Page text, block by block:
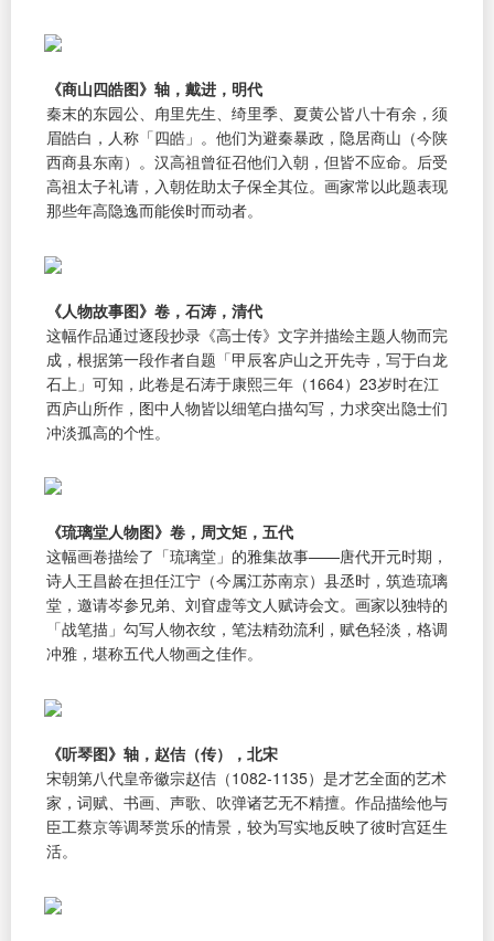
《商山四皓图》轴，戴进，明代
秦末的东园公、甪里先生、绮里季、夏黄公皆八十有余，须
眉皓白，人称「四皓」。他们为避秦暴政，隐居商山（今陕
西商县东南）。汉高祖曾征召他们入朝，但皆不应命。后受
高祖太子礼请，入朝佐助太子保全其位。画家常以此题表现
那些年高隐逸而能俟时而动者。
《人物故事图》卷，石涛，清代
这幅作品通过逐段抄录《高士传》文字并描绘主题人物而完
成，根据第一段作者自题「甲辰客庐山之开先寺，写于白龙
石上」可知，此卷是石涛于康熙三年（1664）23岁时在江
西庐山所作，图中人物皆以细笔白描勾写，力求突出隐士们
冲淡孤高的个性。
《琉璃堂人物图》卷，周文矩，五代
这幅画卷描绘了「琉璃堂」的雅集故事——唐代开元时期，
诗人王昌龄在担任江宁（今属江苏南京）县丞时，筑造琉璃
堂，邀请岑参兄弟、刘窅虚等文人赋诗会文。画家以独特的
「战笔描」勾写人物衣纹，笔法精劲流利，赋色轻淡，格调
冲雅，堪称五代人物画之佳作。
《听琴图》轴，赵佶（传），北宋
宋朝第八代皇帝徽宗赵佶（1082-1135）是才艺全面的艺术
家，词赋、书画、声歌、吹弹诸艺无不精擅。作品描绘他与
臣工蔡京等调琴赏乐的情景，较为写实地反映了彼时宫廷生
活。